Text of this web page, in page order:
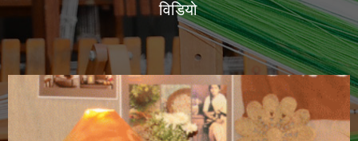
विडियो